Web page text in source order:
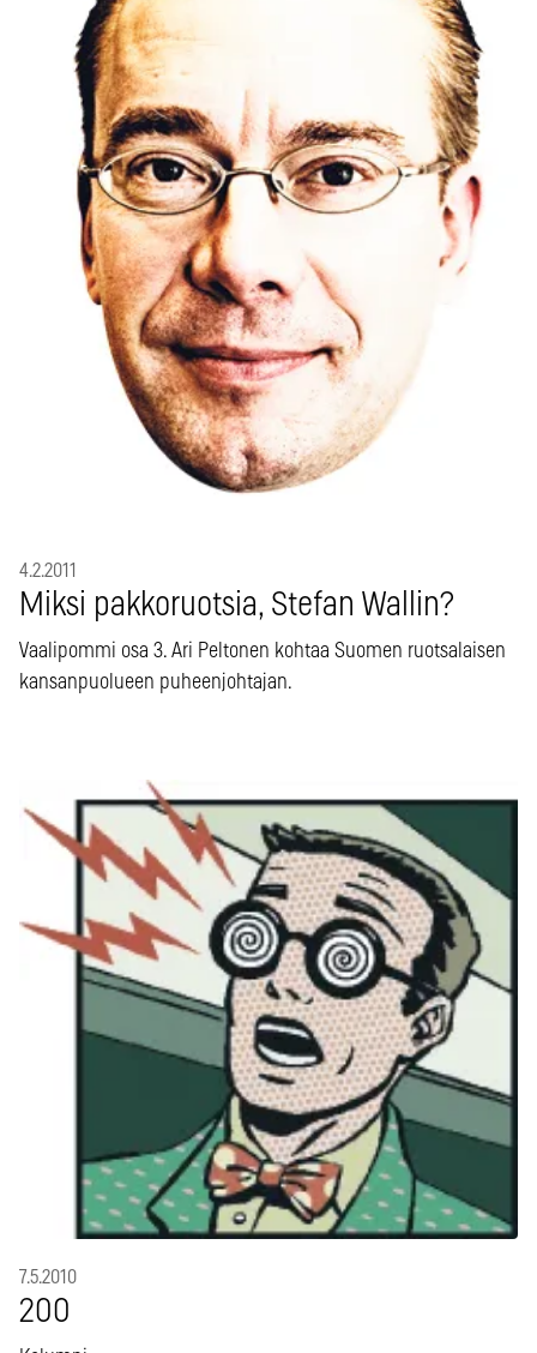
4.2.2011
Miksi pakkoruotsia, Stefan Wallin?
Vaalipommi osa 3. Ari Peltonen kohtaa Suomen ruotsalaisen
kansanpuolueen puheenjohtajan.
7.5.2010
200